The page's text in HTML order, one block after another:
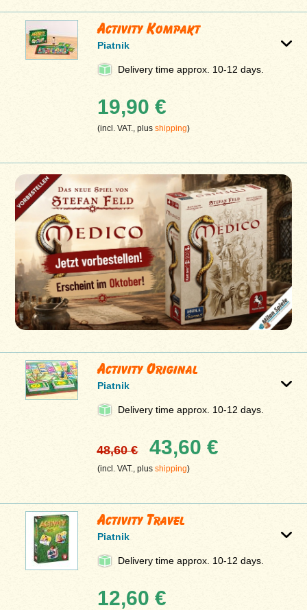
Activity Kompakt
Piatnik
Delivery time approx. 10-12 days.
19,90 €
(incl. VAT., plusshipping)
Activity Original
Piatnik
Delivery time approx. 10-12 days.
48,60 € 43,60 €
(incl. VAT., plusshipping)
Activity Travel
Piatnik
Delivery time approx. 10-12 days.
12,60 €